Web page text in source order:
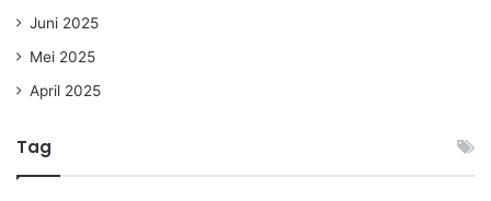
Juni 2025
Mei 2025
April 2025
Tag